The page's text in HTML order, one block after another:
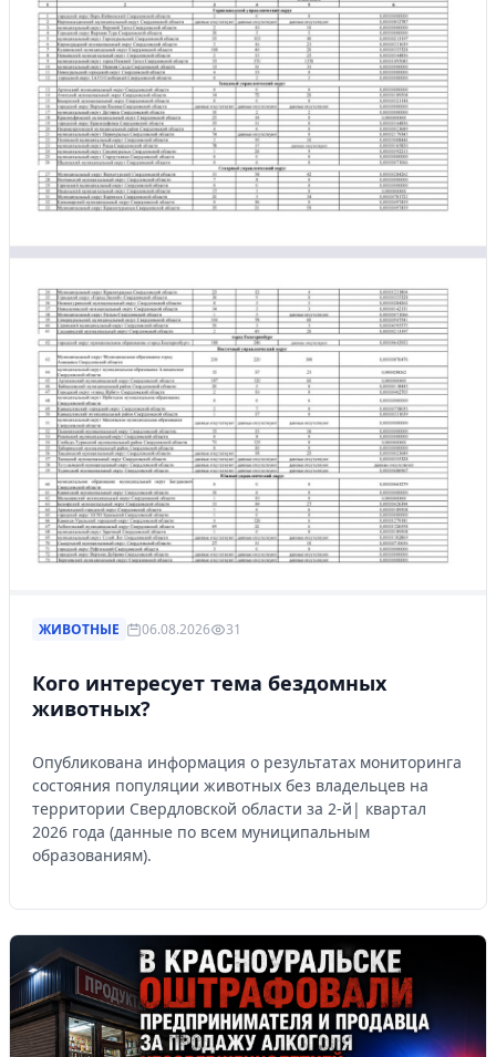
ЖИВОТНЫЕ 06.08.2026 31
Кого интересует тема бездомных
животных?
Опубликована информация о результатах мониторинга
состояния популяции животных без владельцев на
территории Свердловской области за 2-й| квартал
2026 года (данные по всем муниципальным
образованиям).